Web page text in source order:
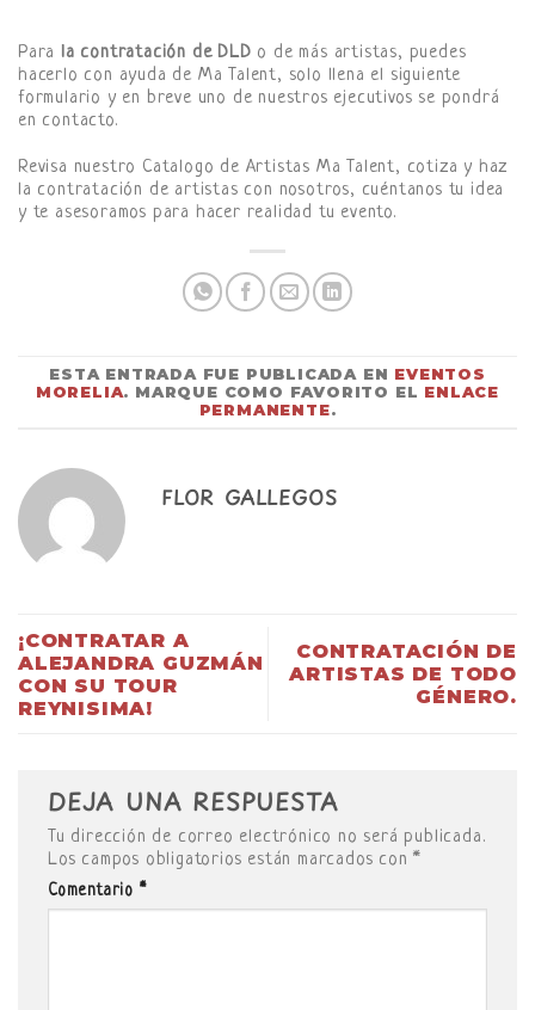
Para la contratación de DLD o de más artistas, puedes
hacerlo con ayuda de Ma Talent, solo llena el siguiente
formulario y en breve uno de nuestros ejecutivos se pondrá
en contacto.
Revisa nuestro Catalogo de Artistas Ma Talent, cotiza y haz
la contratación de artistas con nosotros, cuéntanos tu idea
y te asesoramos para hacer realidad tu evento.
ESTA ENTRADA FUE PUBLICADA EN EVENTOS
MORELIA. MARQUE COMO FAVORITO EL ENLACE
PERMANENTE.
FLOR GALLEGOS
¡CONTRATAR A
ALEJANDRA GUZMÁN
CON SU TOUR
REYNISIMA!
CONTRATACIÓN DE
ARTISTAS DE TODO
GÉNERO.
DEJA UNA RESPUESTA
Tu dirección de correo electrónico no será publicada.
Los campos obligatorios están marcados con*
Comentario *